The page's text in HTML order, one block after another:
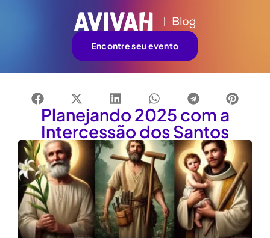
Encontre seu evento
Planejando 2025 com a
Intercessão dos Santos